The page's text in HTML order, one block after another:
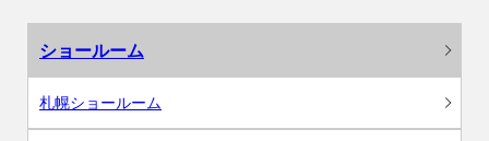
ショールーム
札幌ショールーム